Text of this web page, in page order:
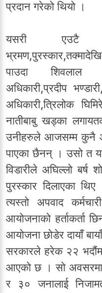
प्रदान गरेको थियो ।
यसरी एउटै
पाउदा शिवलाल
अधिकारी,प्रदीप
अधिकारी,त्रिलोक
नातीबाबु खड्का
उनीहरुले आजसम्म कुनै
पाएका छैनन् । उसो त
विडारीले अघिल्लो बर्ष
पुरस्कार दिलाएका
त्यस्तो अपवाद
आयोजनाको हर्ताकर्ता
आयोजना छोडेर दायाँ
सरकारले हरेक २२
आएको छ । सो अवसरमा
र ३० जनालाई